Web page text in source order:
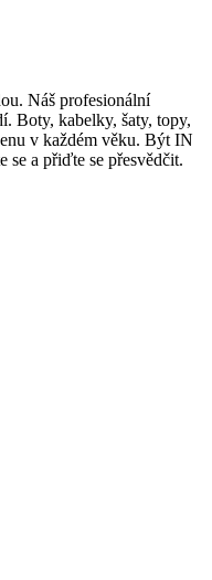
Náš profesionální
Boty, kabelky, šaty, topy,
v každém věku. Být IN
se a přiďte se přesvědčit.